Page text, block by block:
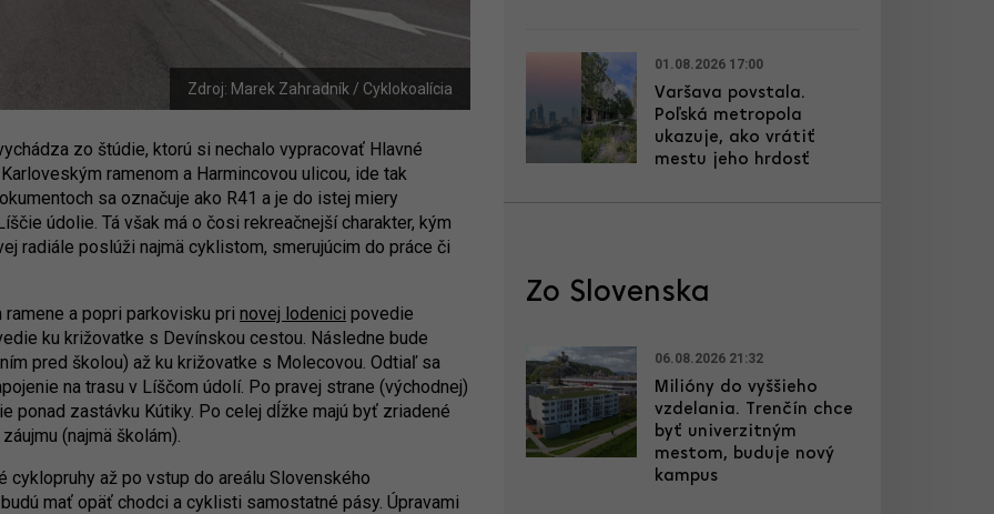
Zdroj: Marek Zahradník / Cyklokoalícia
zo štúdie, ktorú si nechalo vypracovať Hlavné
ramenom a Harmincovou ulicou, ide tak
sa označuje ako R41 a je do istej miery
údolie. Tá však má o čosi rekreačnejší charakter, kým
radiále poslúži najmä cyklistom, smerujúcim do práce či
a popri parkovisku pri novej lodenici povedie
ku križovatke s Devínskou cestou. Následne bude
pred školou) až ku križovatke s Molecovou. Odtiaľ sa
na trasu v Líščom údolí. Po pravej strane (východnej)
ponad zastávku Kútiky. Po celej dĺžke majú byť zriadené
(najmä školám).
cyklopruhy až po vstup do areálu Slovenského
mať opäť chodci a cyklisti samostatné pásy. Úpravami
01.08.2026 17:00
Varšava povstala.
Poľská metropola
ukazuje, ako vrátiť
mestu jeho hrdosť
Zo Slovenska
06.08.2026 21:32
Milióny do vyššieho
vzdelania. Trenčín chce
byť univerzitným
mestom, buduje nový
kampus